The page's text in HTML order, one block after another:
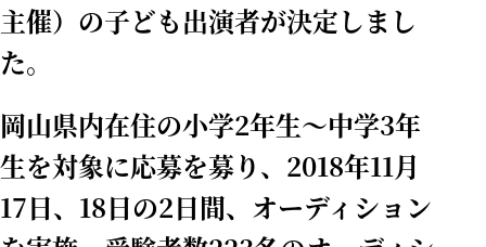
主催）の子ども出演者が決定しまし
た。
岡山県内在住の小学2年生～中学3年
生を対象に応募を募り、2018年11月
17日、18日の2日間、オーディション